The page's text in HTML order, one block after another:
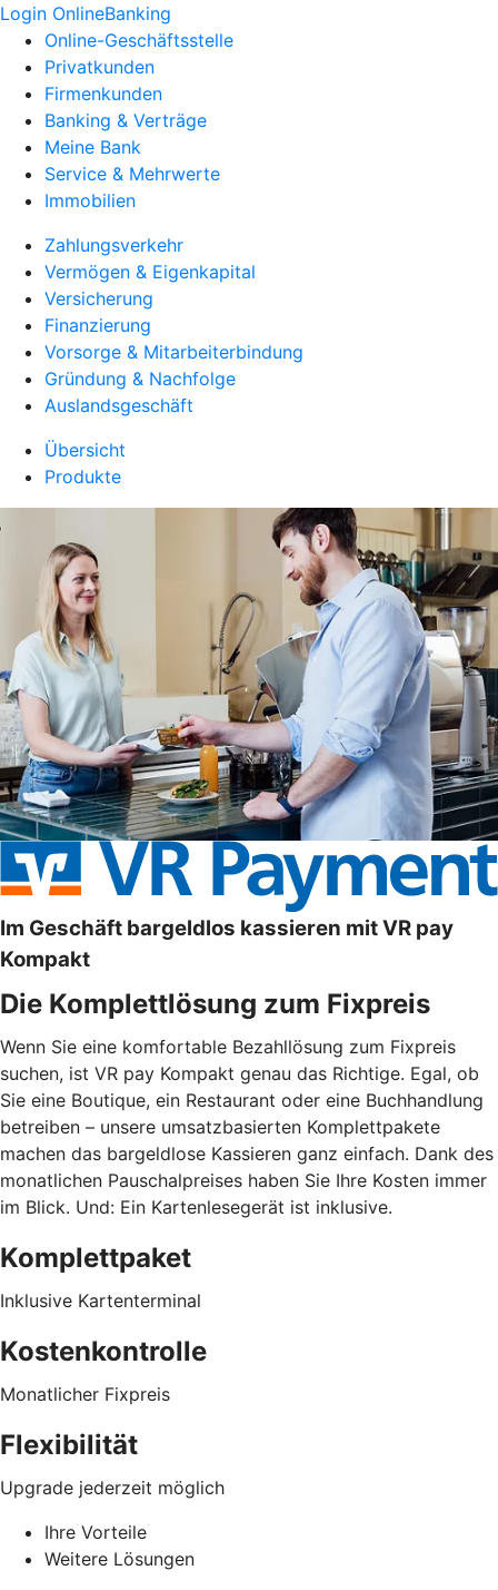
Login OnlineBanking
Online-Geschäftsstelle
Privatkunden
Firmenkunden
Banking & Verträge
Meine Bank
Service & Mehrwerte
Immobilien
Zahlungsverkehr
Vermögen & Eigenkapital
Versicherung
Finanzierung
Vorsorge & Mitarbeiterbindung
Gründung & Nachfolge
Auslandsgeschäft
Übersicht
Produkte
Im Geschäft bargeldlos kassieren mit VR pay
Kompakt
Die Komplettlösung zum Fixpreis
Wenn Sie eine komfortable Bezahllösung zum Fixpreis
suchen, ist VR pay Kompakt genau das Richtige. Egal, ob
Sie eine Boutique, ein Restaurant oder eine Buchhandlung
betreiben – unsere umsatzbasierten Komplettpakete
machen das bargeldlose Kassieren ganz einfach. Dank des
monatlichen Pauschalpreises haben Sie Ihre Kosten immer
im Blick. Und: Ein Kartenlesegerät ist inklusive.
Komplettpaket
Inklusive Kartenterminal
Kostenkontrolle
Monatlicher Fixpreis
Flexibilität
Upgrade jederzeit möglich
Ihre Vorteile
Weitere Lösungen